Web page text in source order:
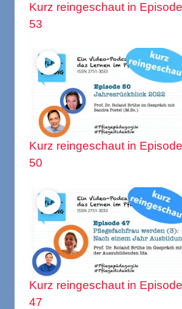
Kurz reingeschaut in Episode
53
Kurz reingeschaut in Episode
50
Kurz reingeschaut in Episode
47